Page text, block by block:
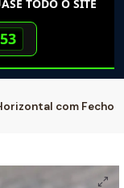
TODO O SITE
52
com Fecho